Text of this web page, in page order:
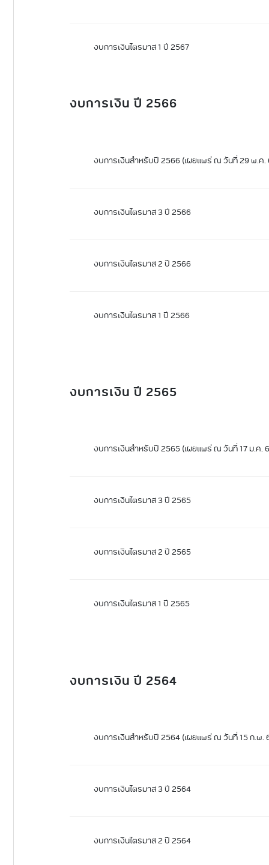
งบการเงินไตรมาส 1 ปี 2567
งบการเงิน ปี 2566
งบการเงินสำหรับปี 2566 (เผยแพร่ ณ วันที่ 29 พ.ค.
งบการเงินไตรมาส 3 ปี 2566
งบการเงินไตรมาส 2 ปี 2566
งบการเงินไตรมาส 1 ปี 2566
งบการเงิน ปี 2565
งบการเงินสำหรับปี 2565 (เผยแพร่ ณ วันที่ 17 ม.ค.
งบการเงินไตรมาส 3 ปี 2565
งบการเงินไตรมาส 2 ปี 2565
งบการเงินไตรมาส 1 ปี 2565
งบการเงิน ปี 2564
งบการเงินสำหรับปี 2564 (เผยแพร่ ณ วันที่ 15 ก.พ.
งบการเงินไตรมาส 3 ปี 2564
งบการเงินไตรมาส 2 ปี 2564